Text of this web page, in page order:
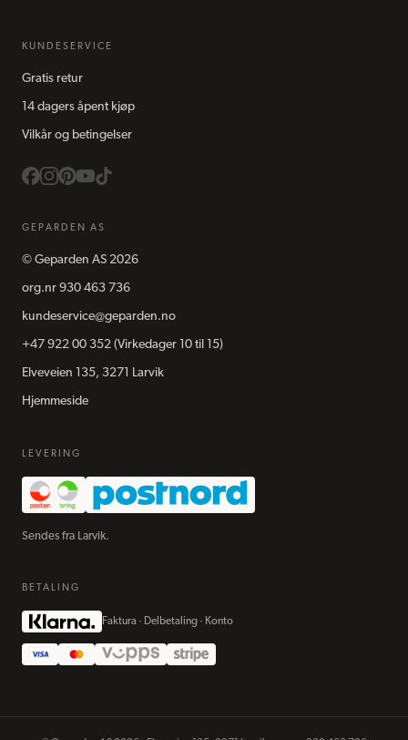
KUNDESERVICE
Gratis retur
14 dagers åpent kjøp
Vilkår og betingelser
GEPARDEN AS
© Geparden AS 2026
org.nr 930 463 736
kundeservice@geparden.no
+47 922 00 352 (Virkedager 10 til 15)
Elveveien 135, 3271 Larvik
Hjemmeside
LEVERING
Sendes fra Larvik.
BETALING
Faktura · Delbetaling · Konto